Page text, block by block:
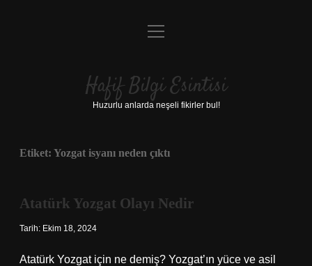
Anasayfa
Yasal Uyarı
menüyü
Hafif Bilgi Esintisi
Huzurlu anlarda neşeli fikirler bul!
Etiket: Yozgat isyanı neden çıktı
Atatürk Yozgat Olayı Nedir
Tarih: Ekim 18, 2024
Atatürk Yozgat için ne demiş? Yozgat’ın yüce ve asil